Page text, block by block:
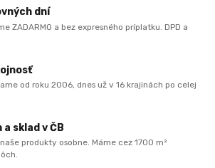
dní
ZADARMO a bez expresného príplatku. DPD a
od roku 2006, dnes už v 16 krajinách po celej
sklad v ČB
produkty osobne. Máme cez 1700 m²